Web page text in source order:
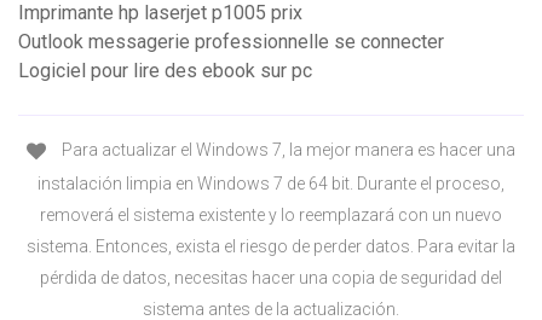
Imprimante hp laserjet p1005 prix
Outlook messagerie professionnelle se connecter
Logiciel pour lire des ebook sur pc
Para actualizar el Windows 7, la mejor manera es hacer una
instalación limpia en Windows 7 de 64 bit. Durante el proceso,
removerá el sistema existente y lo reemplazará con un nuevo
sistema. Entonces, exista el riesgo de perder datos. Para evitar la
pérdida de datos, necesitas hacer una copia de seguridad del
sistema antes de la actualización.